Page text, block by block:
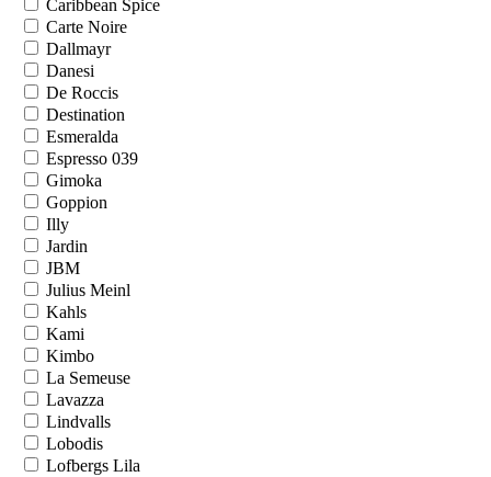
Caribbean Spice
Carte Noire
Dallmayr
Danesi
De Roccis
Destination
Esmeralda
Espresso 039
Gimoka
Goppion
Illy
Jardin
JBM
Julius Meinl
Kahls
Kami
Kimbo
La Semeuse
Lavazza
Lindvalls
Lobodis
Lofbergs Lila